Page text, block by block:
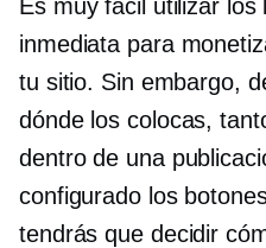
Es muy fácil utilizar
inmediata para
tu sitio. Sin embargo,
dónde los colocas,
dentro de una
configurado los
tendrás que decidir